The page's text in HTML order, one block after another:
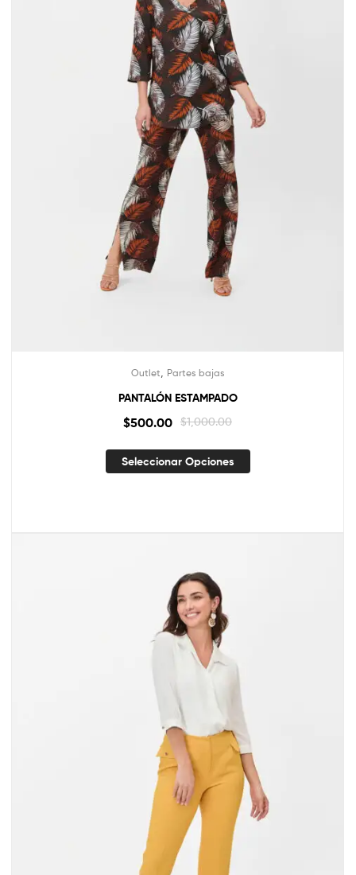
Outlet Partes bajas
PANTALÓN ESTAMPADO
$1,000.00
$500.00
Seleccionar Opciones